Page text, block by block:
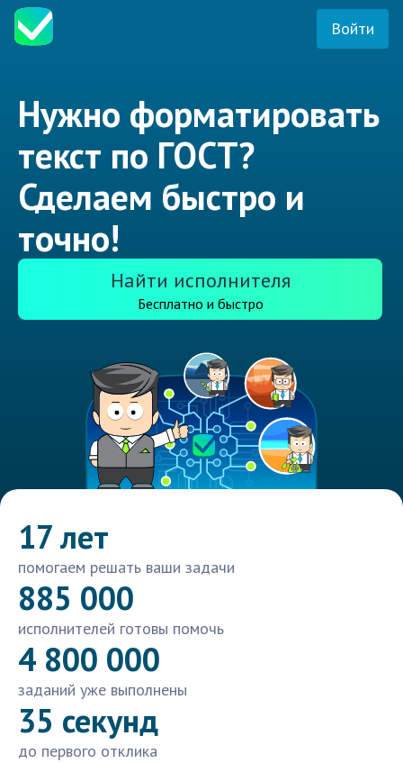
Войти
Нужно форматировать
текст по ГОСТ?
Сделаем быстро и
точно!
Найти исполнителя
Бесплатно и быстро
17 лет
помогаем решать ваши задачи
885 000
исполнителей готовы помочь
4 800 000
заданий уже выполнены
35 секунд
до первого отклика